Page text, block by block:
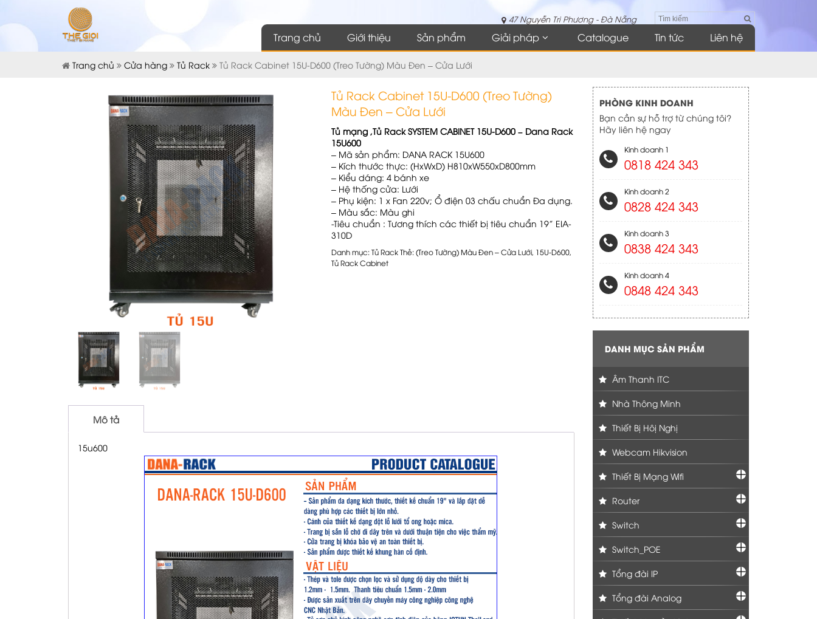
47 Nguyễn Tri Phương - Đà Nẵng
Trang chủ Giới thiệu Sản phẩm Giải pháp Catalogue Tin tức Liên hệ
Trang chủ Cửa hàng Tủ Rack Tủ Rack Cabinet 15U-D600 (Treo Tường) Màu Đen – Cửa Lưới
Tủ Rack Cabinet 15U-D600 (Treo Tường)
Màu Đen – Cửa Lưới
Tủ mạng ,Tủ Rack SYSTEM CABINET 15U-D600 – Dana Rack
15U600
– Mã sản phẩm: DANA RACK 15U600
– Kích thước thực: (HxWxD) H810xW550xD800mm
– Kiểu dáng: 4 bánh xe
– Hệ thống cửa: Lưới
– Phụ kiện: 1 x Fan 220v; Ổ điện 03 chấu chuẩn Đa dụng.
– Màu sắc: Màu ghi
-Tiêu chuẩn : Tương thích các thiết bị tiêu chuẩn 19” EIA-
310D
Danh mục:Tủ RackThẻ:(Treo Tường) Màu Đen – Cửa Lưới, 15U-D600,
Tủ Rack Cabinet
Mô tả
15u600
PHÒNG KINH DOANH
Bạn cần sự hỗ trợ từ chúng tôi?
Hãy liên hệ ngay
Kinh doanh 1
0818 424 343
Kinh doanh 2
0828 424 343
Kinh doanh 3
0838 424 343
Kinh doanh 4
0848 424 343
DANH MỤC SẢN PHẨM
Âm Thanh ITC
Nhà Thông Minh
Thiết Bị Hôị Nghị
Webcam Hikvision
Thiết Bị Mạng Wifi
Router
Switch
Switch_POE
Tổng đài IP
Tổng đài Analog